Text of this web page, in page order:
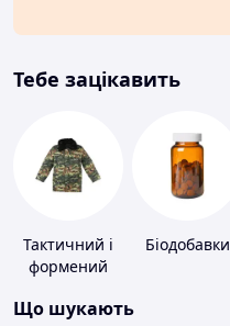
Тебе зацікавить
Тактичний і
формений
Біодобавки
Що шукають